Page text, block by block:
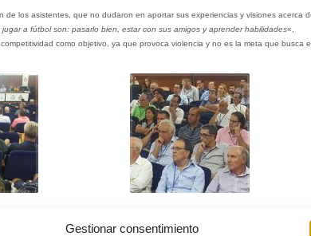
Gestionar consentimiento
los asistentes, que no dudaron en aportar sus experiencias y visiones acerca
a fútbol son: pasarlo bien, estar con sus amigos y aprender habilidades«,
como objetivo, ya que provoca violencia y no es la meta que busca